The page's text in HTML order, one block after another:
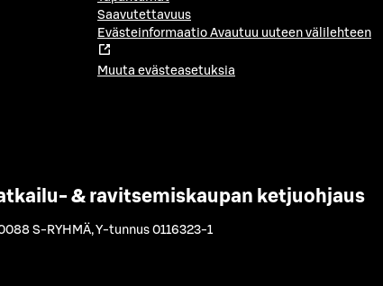
Saavutettavuus
Evästeinformaatio Avautuu uuteen välilehteen
Muuta evästeasetuksia
& ravitsemiskaupan ketjuohjaus
S-RYHMÄ,Y-tunnus 0116323-1